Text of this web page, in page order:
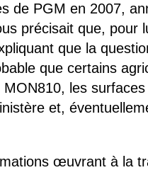
de PGM en 2007,
précisait que,
que la
que certains
les
et,
œuvrant à la